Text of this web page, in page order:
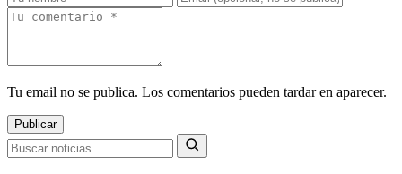
Tu email no se publica. Los comentarios pueden tardar en aparecer.
Publicar